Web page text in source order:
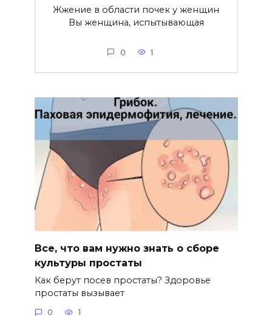
Жжение в области почек у женщин
Вы женщина, испытывающая
0 1
Все, что вам нужно знать о сборе
культуры простаты
Как берут посев простаты? Здоровье
простаты вызывает
0 1